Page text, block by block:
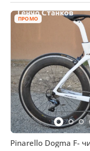
ПРОМО
Pinarello Dogma F-